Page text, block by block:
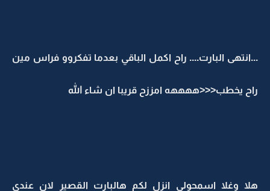
...انتهى البارت.... راح اكمل الباقي بعدما تفكروو فراس مين
راح يخطب<<<ههههه امززح قريبا ان شاء الله
هلا وغلا اسمحولي انزل لكم هالبارت القصير لان عندي